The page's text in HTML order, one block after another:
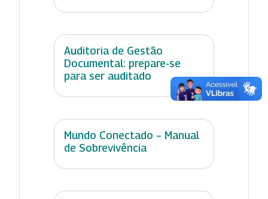
Auditoria de Gestão
Documental: prepare-se
para ser auditado
Mundo Conectado – Manual
de Sobrevivência